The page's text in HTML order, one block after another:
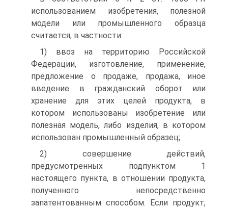
использованием изобретения, полезной
модели или промышленного образца
считается, в частности:
1) ввоз на территорию Российской
Федерации, изготовление, применение,
предложение о продаже, продажа, иное
введение в гражданский оборот или
хранение для этих целей продукта, в
котором использованы изобретение или
полезная модель, либо изделия, в котором
использован промышленный образец;
2) совершение действий,
предусмотренных подпунктом 1
настоящего пункта, в отношении продукта,
полученного непосредственно
запатентованным способом. Если продукт,